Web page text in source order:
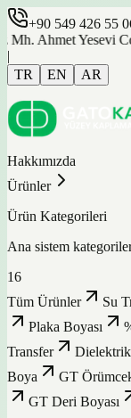
+90 549 426 55
Ahmet Yesevi Cd.
|
TR
EN AR
Hakkımızda
Ürünler
Ürün Kategorileri
Ana sistem
16
Tüm Ürünler
Su
Plaka Boyası
Transfer
Boya
GT
GT Deri Boyası